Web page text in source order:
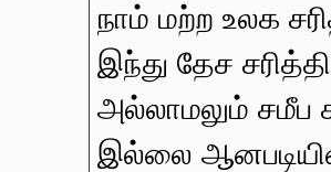
நாம் மற்ற உலக
இந்து தேச
அல்லாமலும் சமீப
இல்லை